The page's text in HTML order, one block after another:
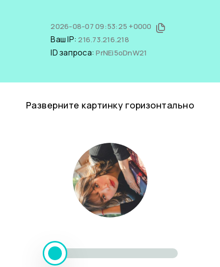
2026-08-07 09:53:25 +0000
Ваш IP:216.73.216.218
ID запроса:PrNEi5oDnW21
Разверните картинку горизонтально